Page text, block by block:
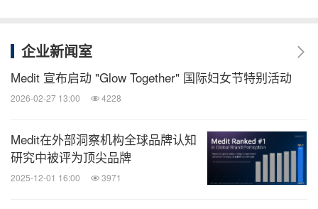
企业新闻室
Medit 宣布启动 "Glow Together" 国际妇女节特别活动
2026-02-27 13:00 4228
Medit在外部洞察机构全球品牌认知
研究中被评为顶尖品牌
2025-12-01 16:00 3971